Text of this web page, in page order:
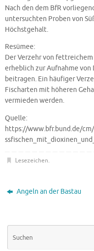
Nach den dem BfR
untersuchten Proben von
Höchstgehalt.
Resümee:
Der Verzehr von fettreichem
erheblich zur Aufnahme von
beitragen. Ein häufiger
Fischarten mit höheren
vermieden werden.
Quelle:
https://www.bfr.bund.de/
Lesezeichen.
Angeln an der Bastau